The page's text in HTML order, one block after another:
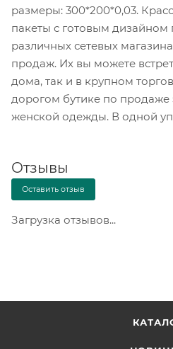
размеры: 300*200*0,03.
пакеты с готовым дизайном
различных сетевых
продаж. Их вы можете
дома, так и в крупном
дорогом бутике по
женской одежды. В одной
Отзывы
Оставить отзыв
Загрузка отзывов...